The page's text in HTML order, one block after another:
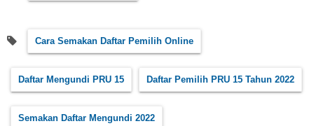
Cara Semakan Daftar Pemilih Online
Daftar Mengundi PRU 15 Daftar Pemilih PRU 15 Tahun 2022
Semakan Daftar Mengundi 2022